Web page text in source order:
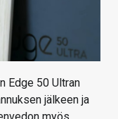
Edge 50 Ultran
jälkeen ja
myös